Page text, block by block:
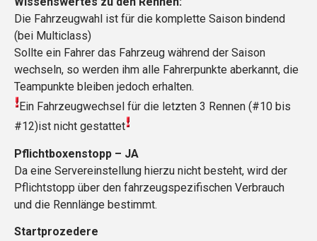
Die Fahrzeugwahl ist für die komplette Saison bindend
(bei Multiclass)
Sollte ein Fahrer das Fahrzeug während der Saison
wechseln, so werden ihm alle Fahrerpunkte aberkannt, die
Teampunkte bleiben jedoch erhalten.
Ein Fahrzeugwechsel für die letzten 3 Rennen (#10 bis
#12)ist nicht gestattet
Pflichtboxenstopp – JA
Da eine Servereinstellung hierzu nicht besteht, wird der
Pflichtstopp über den fahrzeugspezifischen Verbrauch
und die Rennlänge bestimmt.
Startprozedere